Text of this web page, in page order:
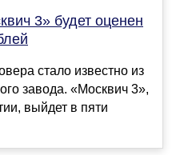
3» будет оценен
стало известно из
завода. «Москвич 3»,
выйдет в пяти